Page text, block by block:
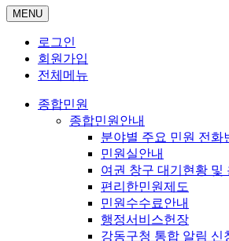
MENU
로그인
회원가입
전체메뉴
종합민원
종합민원안내
분야별 주요 민원 전화
민원실안내
여권 창구 대기현황 및
편리한민원제도
민원수수료안내
행정서비스헌장
강동구청 통합 알림 신